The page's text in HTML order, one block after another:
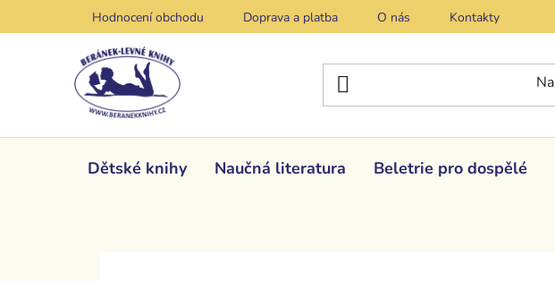
na
Hodnocení obchodu Doprava a platba O nás Kontakty
Dětské knihy Naučná literatura Beletrie pro dospělé